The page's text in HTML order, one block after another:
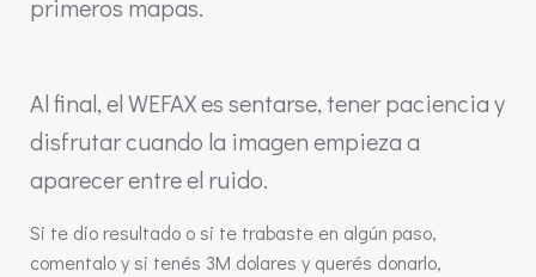
primeros mapas.
Al final, el WEFAX es sentarse, tener paciencia y
disfrutar cuando la imagen empieza a
aparecer entre el ruido.
Si te dio resultado o si te trabaste en algún paso,
comentalo y si tenés 3M dolares y querés donarlo,